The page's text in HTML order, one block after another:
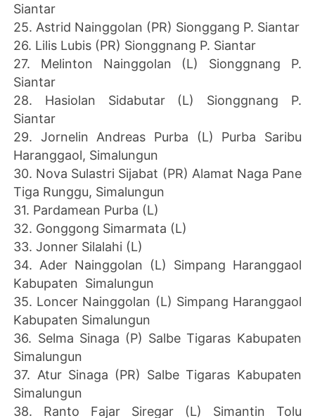
Siantar
25. Astrid Nainggolan (PR) Sionggang P. Siantar
26. Lilis Lubis (PR) Sionggnang P. Siantar
27. Melinton Nainggolan (L) Sionggnang P.
Siantar
28. Hasiolan Sidabutar (L) Sionggnang P.
Siantar
29. Jornelin Andreas Purba (L) Purba Saribu
Haranggaol, Simalungun
30. Nova Sulastri Sijabat (PR) Alamat Naga Pane
Tiga Runggu, Simalungun
31. Pardamean Purba (L)
32. Gonggong Simarmata (L)
33. Jonner Silalahi (L)
34. Ader Nainggolan (L) Simpang Haranggaol
Kabupaten Simalungun
35. Loncer Nainggolan (L) Simpang Haranggaol
Kabupaten Simalungun
36. Selma Sinaga (P) Salbe Tigaras Kabupaten
Simalungun
37. Atur Sinaga (PR) Salbe Tigaras Kabupaten
Simalungun
38. Ranto Fajar Siregar (L) Simantin Tolu